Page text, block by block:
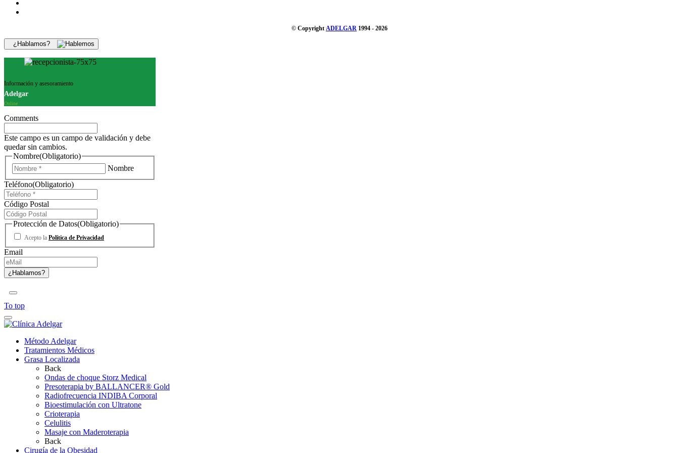
© Copyright ADELGAR 1994 - 2026
¿Hablamos?
Información y asesoramiento
Adelgar
Online
Comments
Este campo es un campo de validación y debe
quedar sin cambios.
Nombre(Obligatorio)
Nombre
Teléfono(Obligatorio)
Código Postal
Protección de Datos(Obligatorio)
Acepto la Política de Privacidad
Email
To top
Método Adelgar
Tratamientos Médicos
Grasa Localizada
Back
Ondas de choque Storz Medical
Presoterapia by BALLANCER® Gold
Radiofrecuencia INDIBA Corporal
Bioestimulación con Ultratone
Crioterapia
Celulitis
Masaje con Maderoterapia
Back
Cirugía de la Obesidad